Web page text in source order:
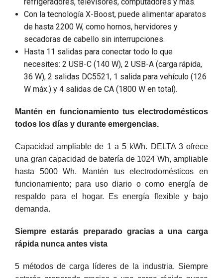
refrigeradores, televisores, computadores y más.
Con la tecnología X-Boost, puede alimentar aparatos
de hasta 2200 W, como hornos, hervidores y
secadoras de cabello sin interrupciones.
Hasta 11 salidas para conectar todo lo que
necesites: 2 USB-C (140 W), 2 USB-A (carga rápida,
36 W), 2 salidas DC5521, 1 salida para vehículo (126
W máx.) y 4 salidas de CA (1800 W en total).
Mantén en funcionamiento tus electrodomésticos
todos los días y durante emergencias.
Capacidad ampliable de 1 a 5 kWh. DELTA 3 ofrece
una gran capacidad de batería de 1024 Wh, ampliable
hasta 5000 Wh. Mantén tus electrodomésticos en
funcionamiento; para uso diario o como energía de
respaldo para el hogar. Es energía flexible y bajo
demanda.
Siempre estarás preparado gracias a una carga
rápida nunca antes vista
5 métodos de carga líderes de la industria. Siempre